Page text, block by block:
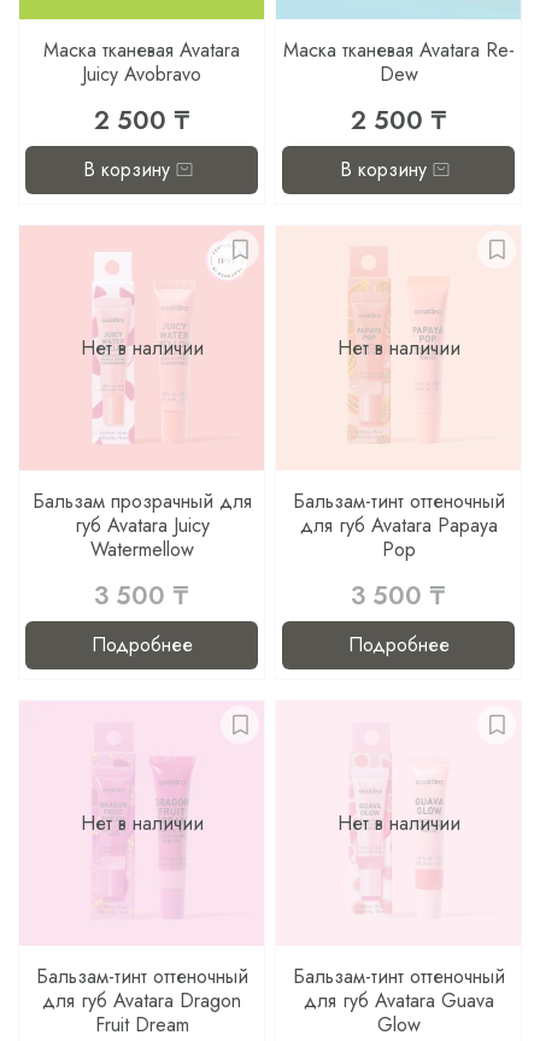
Маска тканевая Avatara
Juicy Avobravo
2 500 ₸
В корзину
Маска тканевая Avatara Re-
Dew
2 500 ₸
В корзину
Нет в наличии
Бальзам прозрачный для
губ Avatara Juicy
Watermellow
3 500 ₸
Подробнее
Нет в наличии
Бальзам-тинт оттеночный
для губ Avatara Papaya
Pop
3 500 ₸
Подробнее
Нет в наличии
Бальзам-тинт оттеночный
для губ Avatara Dragon
Fruit Dream
Нет в наличии
Бальзам-тинт оттеночный
для губ Avatara Guava
Glow